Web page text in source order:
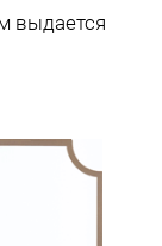
выдается